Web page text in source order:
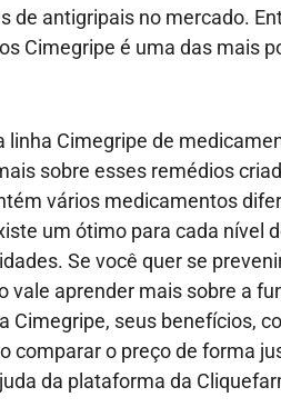
de antigripais no mercado.
Cimegripe é uma das mais
linha Cimegripe de
sobre esses remédios
vários medicamentos
um ótimo para cada nível
Se você quer se
vale aprender mais sobre a
Cimegripe, seus benefícios,
comparar o preço de forma
da plataforma da